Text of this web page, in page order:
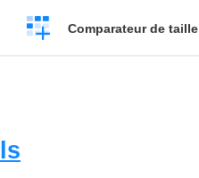
Créer
un
Comparateur de taille